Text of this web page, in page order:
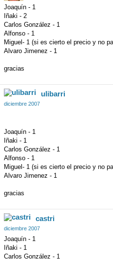
Joaquín - 1
Iñaki - 2
Carlos González - 1
Alfonso - 1
Miguel- 1 (si es cierto el precio y no
Alvaro Jimenez - 1
gracias
ulibarri
diciembre 2007
Joaquín - 1
Iñaki - 1
Carlos González - 1
Alfonso - 1
Miguel- 1 (si es cierto el precio y no
Alvaro Jimenez - 1
gracias
castri
diciembre 2007
Joaquín - 1
Iñaki - 1
Carlos González - 1